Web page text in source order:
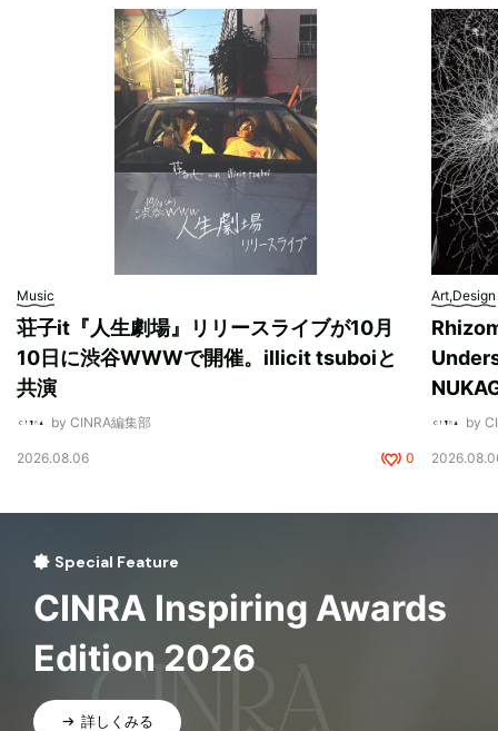
Music
荘子it『人生劇場』リリースライブが10月
10日に渋谷WWWで開催。illicit tsuboiと
共演
by CINRA編集部
2026.08.06 0
Art,Design
by
Special Feature
CINRA Inspiring Awards
Edition 2026
詳しくみる